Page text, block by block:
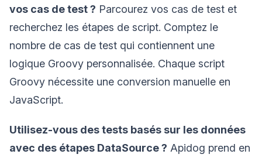
vos cas de test ? Parcourez vos cas de test et
recherchez les étapes de script. Comptez le
nombre de cas de test qui contiennent une
logique Groovy personnalisée. Chaque script
Groovy nécessite une conversion manuelle en
JavaScript.
Utilisez-vous des tests basés sur les données
avec des étapes DataSource ? Apidog prend en